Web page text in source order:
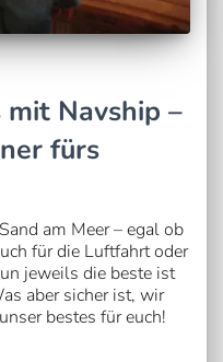
Navship –
fürs
am Meer – egal ob
für die Luftfahrt oder
jeweils die beste ist
aber sicher ist, wir
bestes für euch!